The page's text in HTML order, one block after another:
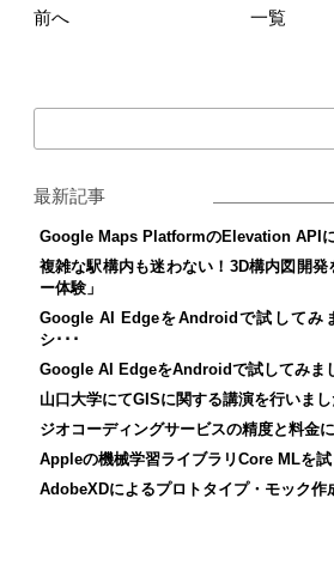
前へ 一覧
最新記事
Google Maps PlatformのElevation API
複雑な駅構内も迷わない！3D構内図開
ー体験」
Google AI EdgeをAndroidで試してみ
シ･･･
Google AI EdgeをAndroidで試してみま
山口大学にてGISに関する講演を行いまし
ジオコーディングサービスの精度と料金
Appleの機械学習ライブラリCore MLを
AdobeXDによるプロトタイプ・モック作